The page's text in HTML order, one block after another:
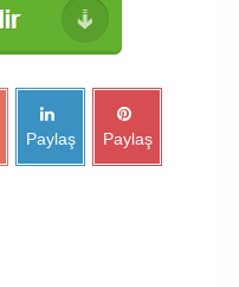
Paylaş Paylaş